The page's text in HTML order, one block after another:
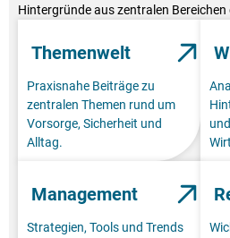
Hintergründe aus zentralen Bereichen
Themenwelt
Praxisnahe Beiträge zu
zentralen Themen rund um
Vorsorge, Sicherheit und
Alltag.
Management
Strategien, Tools und Trends